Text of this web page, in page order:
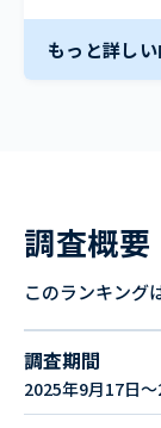
もっと詳し
調査概要
このランキング
調査期間
2025年9月17日